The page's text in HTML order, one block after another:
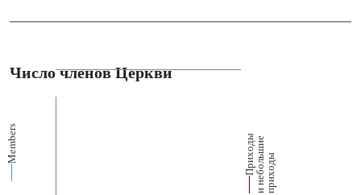
Число членов Церкви
Members П
р
их
о
д
ы
и
н
е
б
о
ль
ш
ие
п
р
и
х
о
ды